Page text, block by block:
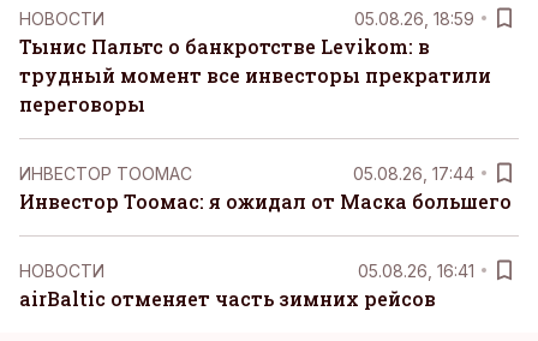
НОВОСТИ 05.08.26, 18:59
Тынис Пальтс о банкротстве Levikom: в
трудный момент все инвесторы прекратили
переговоры
ИНВЕСТОР ТООМАС 05.08.26, 17:44
Инвестор Тоомас: я ожидал от Маска большего
НОВОСТИ 05.08.26, 16:41
airBaltic отменяет часть зимних рейсов